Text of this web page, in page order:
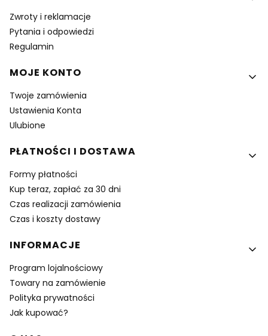
Zwroty i reklamacje
Pytania i odpowiedzi
Regulamin
MOJE KONTO
Twoje zamówienia
Ustawienia Konta
Ulubione
PŁATNOŚCI I DOSTAWA
Formy płatności
Kup teraz, zapłać za 30 dni
Czas realizacji zamówienia
Czas i koszty dostawy
INFORMACJE
Program lojalnościowy
Towary na zamówienie
Polityka prywatności
Jak kupować?